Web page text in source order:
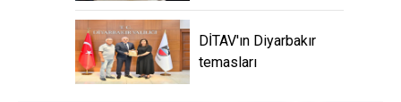
DİTAV'ın Diyarbakır
temasları